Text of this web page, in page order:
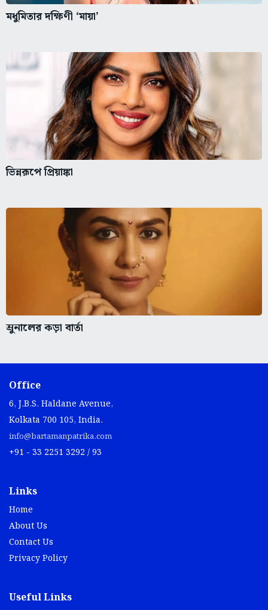
মধুমিতার দক্ষিণী ‘মায়া’
ভিন্নরূপে প্রিয়াঙ্কা
ম্রুনালের কড়া বার্তা
Office
6, J.B.S. Haldane Avenue,
Kolkata 700 105, India.
info@bartamanpatrika.com
+91 - 33 2251 3292 / 93
Links
Home
About Us
Contact Us
Privacy Policy
Useful Links